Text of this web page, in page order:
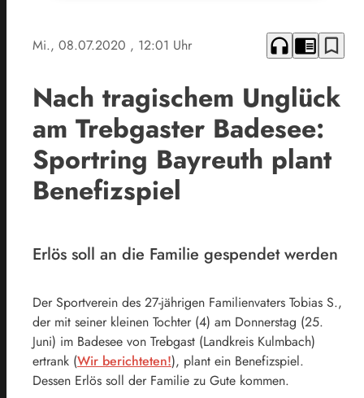
Mi., 08.07.2020 , 12:01 Uhr headphones chrome_reader_mode bookmark_border
Nach tragischem Unglück
am Trebgaster Badesee:
Sportring Bayreuth plant
Benefizspiel
Erlös soll an die Familie gespendet werden
Der Sportverein des 27-jährigen Familienvaters Tobias S.,
der mit seiner kleinen Tochter (4) am Donnerstag (25.
Juni) im Badesee von Trebgast (Landkreis Kulmbach)
ertrank (Wir berichteten!), plant ein Benefizspiel.
Dessen Erlös soll der Familie zu Gute kommen.